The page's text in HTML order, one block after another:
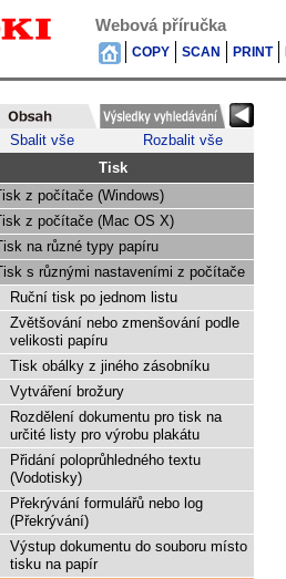
Webová příručka
COPY SCAN PRINT
Sbalit vše Rozbalit vše
Tisk
Tisk z počítače (Windows)
Tisk z počítače (Mac OS X)
Tisk na různé typy papíru
Tisk s různými nastaveními z počítače
Ruční tisk po jednom listu
Zvětšování nebo zmenšování podle
velikosti papíru
Tisk obálky z jiného zásobníku
Vytváření brožury
Rozdělení dokumentu pro tisk na
určité listy pro výrobu plakátu
Přidání poloprůhledného textu
(Vodotisky)
Překrývání formulářů nebo log
(Překrývání)
Výstup dokumentu do souboru místo
tisku na papír